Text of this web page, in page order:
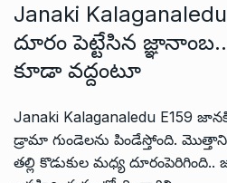
Janaki
దూరం పెట్టేసిన జ్ఞానాంబ..
కూడా వద్దంటూ
Janaki Kalaganaledu E159
డ్రామా గుండెలను పిండేస్తోంది. మొత్తానికి
తల్లి కొడుకుల మధ్య